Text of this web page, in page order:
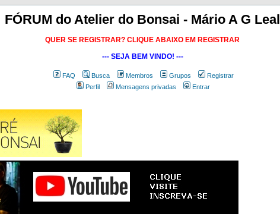
FÓRUM do Atelier do Bonsai - Mário A G Leal
QUER SE REGISTRAR? CLIQUE ABAIXO EM REGISTRAR
--- SEJA BEM VINDO! ---
FAQ Busca Membros Grupos
Registrar
Perfil
Mensagens privadas Entrar